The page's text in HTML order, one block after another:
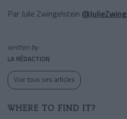
Par Julie Zwingelstein @JulieZwing
written by
LA RÉDACTION
Voir tous ses articles
WHERE TO FIND IT?